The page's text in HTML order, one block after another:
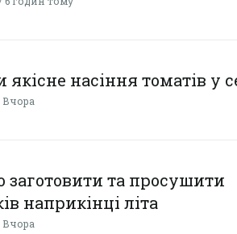
якісне насіння томатів у
Вчора
заготовити та просушити
наприкінці літа
Вчора